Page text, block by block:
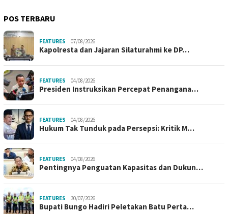
POS TERBARU
FEATURES 07/08/2026
Kapolresta dan Jajaran Silaturahmi ke DP…
FEATURES 04/08/2026
Presiden Instruksikan Percepat Penangana…
FEATURES 04/08/2026
Hukum Tak Tunduk pada Persepsi: Kritik M…
FEATURES 04/08/2026
Pentingnya Penguatan Kapasitas dan Dukun…
FEATURES 30/07/2026
Bupati Bungo Hadiri Peletakan Batu Perta…